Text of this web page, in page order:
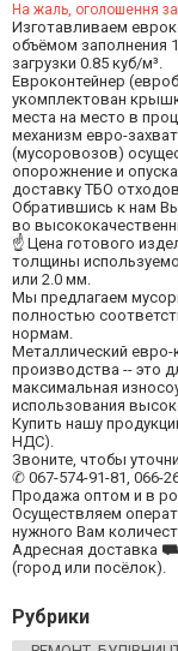
На жаль, оголошення
Изготавливаем
объёмом заполнения
загрузки 0.85 куб/м³.
Евроконтейнер
укомплектован
места на место в
механизм евро-
(мусоровозов)
опорожнение и
доставку ТБО
Обратившись к нам
во
☝ Цена готового
толщины
или 2.0 мм.
Мы предлагаем
полностью
нормам.
Металлический
производства -- это
максимальная
использования
Купить нашу
НДС).
Звоните, чтобы
✆ 067-574-91-81, 066-
Продажа оптом и в
Осуществляем
нужного Вам
Адресная доставка
(город или посёлок).
Рубрики